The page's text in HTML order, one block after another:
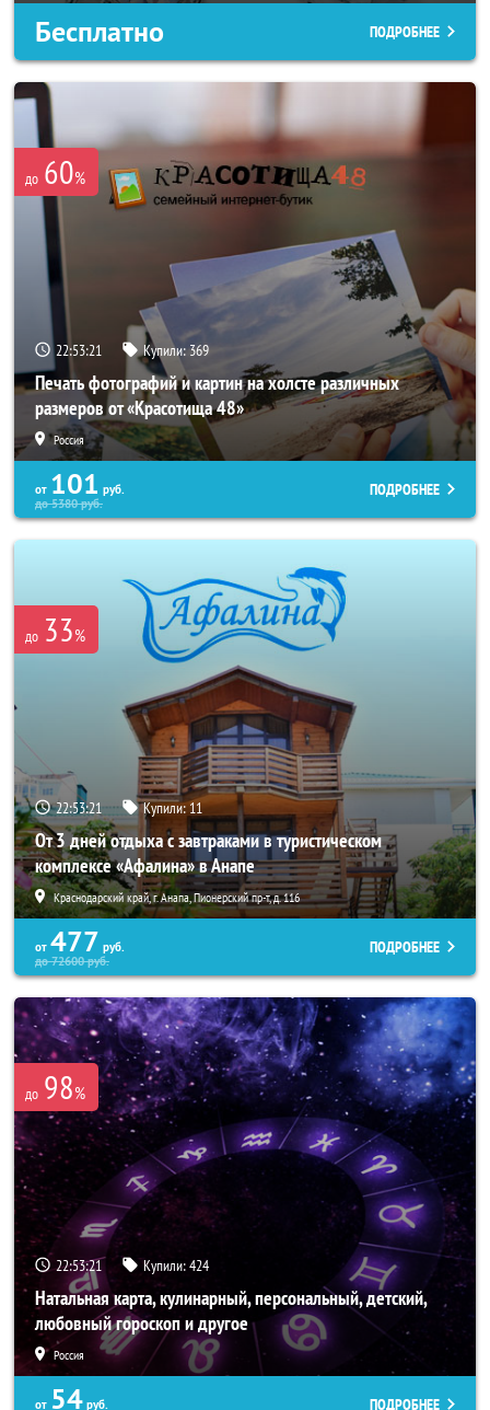
Бесплатно ПОДРОБНЕЕ
до 60%
22:53:17 Купили:369
Печать фотографий и картин на холсте различных
размеров от «Красотища 48»
Россия
от 101 руб.
до5380руб.
ПОДРОБНЕЕ
до 33%
22:53:17 Купили:11
От 3 дней отдыха с завтраками в туристическом
комплексе «Афалина» в Анапе
Краснодарский край, г. Анапа, Пионерский пр-т, д. 116
от 477 руб.
до72600руб.
ПОДРОБНЕЕ
до 98%
22:53:17 Купили:424
Натальная карта, кулинарный, персональный, детский,
любовный гороскоп и другое
Россия
от 54 руб. ПОДРОБНЕЕ